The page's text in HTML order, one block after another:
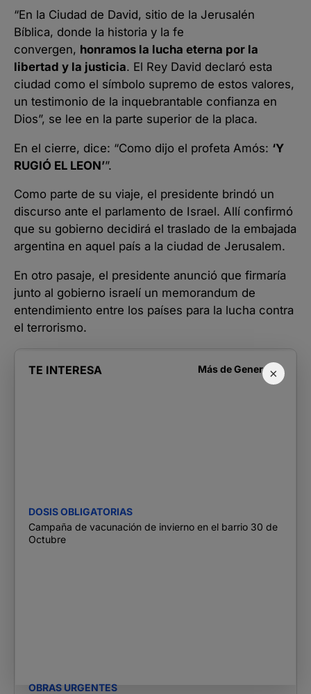
×
“En la Ciudad de David, sitio de la Jerusalén
Bíblica, donde la historia y la fe
convergen, honramos la lucha eterna por la
libertad y la justicia. El Rey David declaró esta
ciudad como el símbolo supremo de estos valores,
un testimonio de la inquebrantable confianza en
Dios”, se lee en la parte superior de la placa.
En el cierre, dice: “Como dijo el profeta Amós: ‘Y
RUGIÓ EL LEON’”.
Como parte de su viaje, el presidente brindó un
discurso ante el parlamento de Israel. Allí confirmó
que su gobierno decidirá el traslado de la embajada
argentina en aquel país a la ciudad de Jerusalem.
En otro pasaje, el presidente anunció que firmaría
junto al gobierno israelí un memorandum de
entendimiento entre los países para la lucha contra
el terrorismo.
TE INTERESA Más deGenerales
DOSIS OBLIGATORIAS
Campaña de vacunación de invierno en el barrio 30 de
Octubre
OBRAS URGENTES